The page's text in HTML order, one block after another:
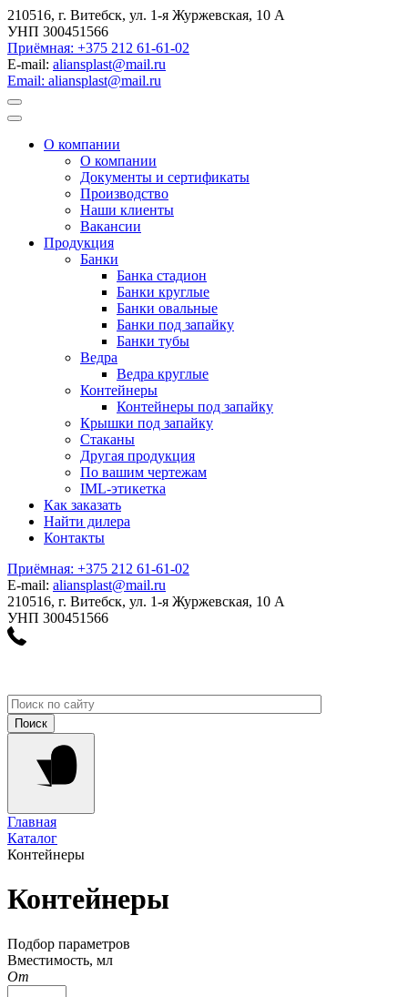
210516, г. Витебск, ул. 1-я Журжевская, 10 А
УНП 300451566
Приёмная: +375 212 61-61-02
E-mail: aliansplast@mail.ru
Email: aliansplast@mail.ru
О компании
О компании
Документы и сертификаты
Производство
Наши клиенты
Вакансии
Продукция
Банки
Банка стадион
Банки круглые
Банки овальные
Банки под запайку
Банки тубы
Ведра
Ведра круглые
Контейнеры
Контейнеры под запайку
Крышки под запайку
Стаканы
Другая продукция
По вашим чертежам
IML-этикетка
Как заказать
Найти дилера
Контакты
Приёмная: +375 212 61-61-02
E-mail: aliansplast@mail.ru
210516, г. Витебск, ул. 1-я Журжевская, 10 А
УНП 300451566
Главная
Каталог
Контейнеры
Контейнеры
Подбор параметров
Вместимость, мл
От